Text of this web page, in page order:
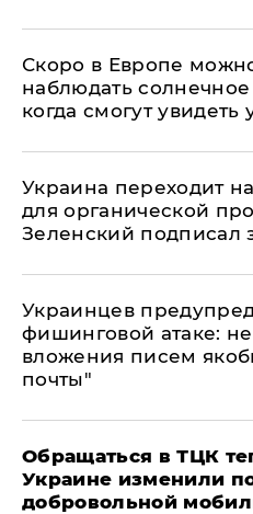
Скоро в Европе
наблюдать
когда смогут
Украина переходит
для органической
Зеленский подписал
Украинцев
фишинговой атаке:
вложения писем
почты"
Обращаться в ТЦК
Украине изменили
добровольной